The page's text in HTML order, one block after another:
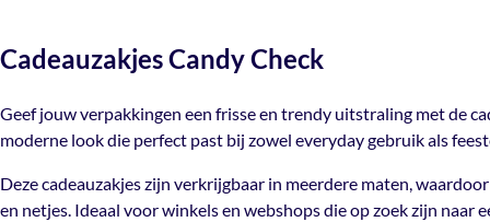
Cadeauzakjes Candy Check
Geef jouw verpakkingen een frisse en trendy uitstraling met de
moderne look die perfect past bij zowel everyday gebruik als
Deze cadeauzakjes zijn verkrijgbaar in meerdere maten,
en netjes. Ideaal voor winkels en webshops die op zoek zijn